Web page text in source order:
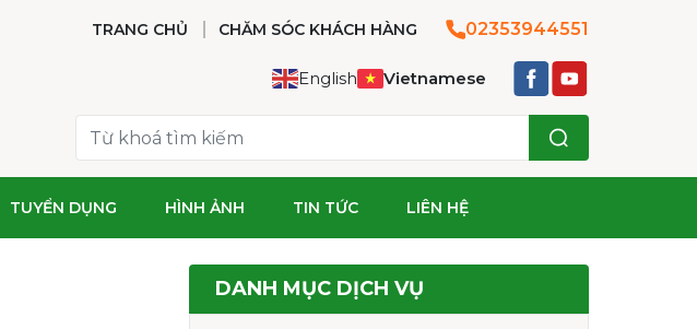
TRANG CHỦ CHĂM SÓC KHÁCH HÀNG 02353944551
English Vietnamese
TUYỂN DỤNG HÌNH ẢNH TIN TỨC LIÊN HỆ
DANH MỤC DỊCH VỤ